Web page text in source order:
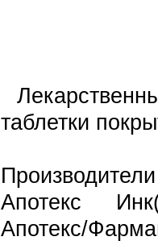
таблетки
Производители
Апотекс
Апотекс/